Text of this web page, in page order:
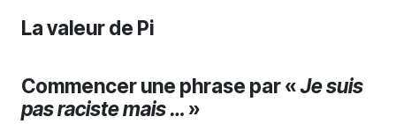
La valeur de Pi
Commencer une phrase par «Je suis
pas raciste mais … »